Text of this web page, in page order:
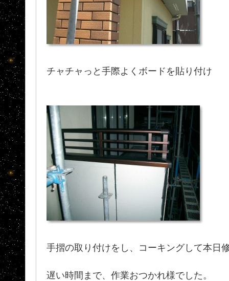
チャチャっと手際よくボードを貼り付け
手摺の取り付けをし、コーキングして本日
遅い時間まで、作業おつかれ様でした。